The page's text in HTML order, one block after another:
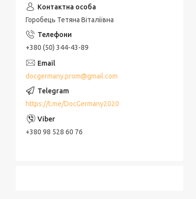
Горобець Тетяна Віталіївна
+380 (50) 344-43-89
docgermany.prom@gmail.com
https://t.me/DocGermany2020
+380 98 528 60 76